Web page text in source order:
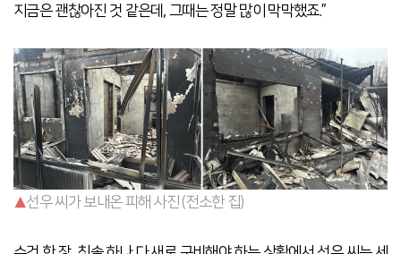
지금은 괜찮아진 것 같은데, 그때는 정말 많이 막막했죠.”
▲선우 씨가 보내온 피해 사진 (전소한 집)